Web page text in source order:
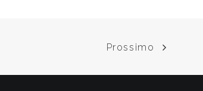
Prossimo